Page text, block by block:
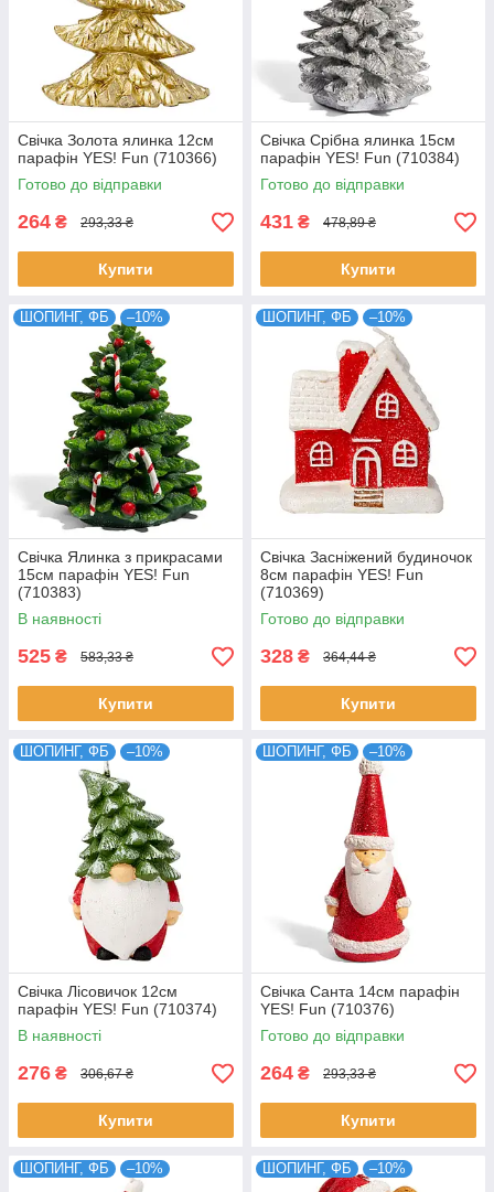
Свічка Золота ялинка 12см
парафін YES! Fun (710366)
Готово до відправки
264 ₴ 293,33 ₴
Купити
Свічка Срібна ялинка 15см
парафін YES! Fun (710384)
Готово до відправки
431 ₴ 478,89 ₴
Купити
ШОПИНГ, ФБ –10%
Свічка Ялинка з прикрасами
15см парафін YES! Fun
(710383)
В наявності
525 ₴ 583,33 ₴
Купити
ШОПИНГ, ФБ –10%
Свічка Засніжений будиночок
8см парафін YES! Fun
(710369)
Готово до відправки
328 ₴ 364,44 ₴
Купити
ШОПИНГ, ФБ –10%
Свічка Лісовичок 12см
парафін YES! Fun (710374)
В наявності
276 ₴ 306,67 ₴
Купити
ШОПИНГ, ФБ –10%
Свічка Санта 14см парафін
YES! Fun (710376)
Готово до відправки
264 ₴ 293,33 ₴
Купити
ШОПИНГ, ФБ –10% ШОПИНГ, ФБ –10%